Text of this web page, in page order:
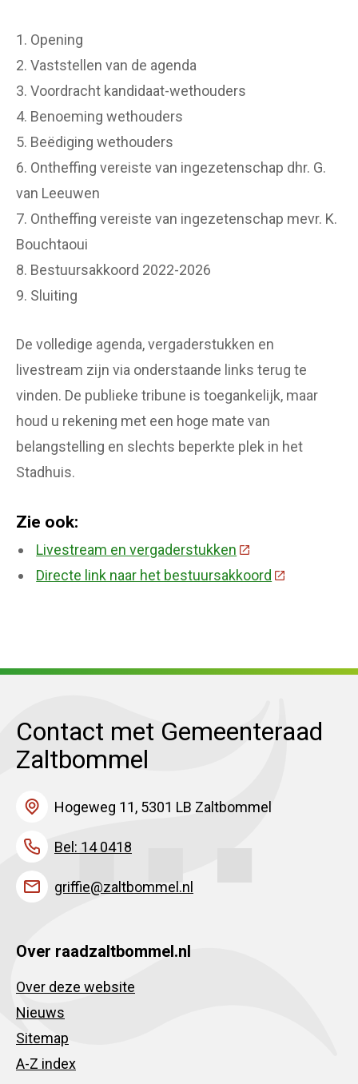
1. Opening
2. Vaststellen van de agenda
3. Voordracht kandidaat-wethouders
4. Benoeming wethouders
5. Beëdiging wethouders
6. Ontheffing vereiste van ingezetenschap dhr. G.
van Leeuwen
7. Ontheffing vereiste van ingezetenschap mevr. K.
Bouchtaoui
8. Bestuursakkoord 2022-2026
9. Sluiting
De volledige agenda, vergaderstukken en
livestream zijn via onderstaande links terug te
vinden. De publieke tribune is toegankelijk, maar
houd u rekening met een hoge mate van
belangstelling en slechts beperkte plek in het
Stadhuis.
Zie ook:
Livestream en vergaderstukken (Deze link gaat
Directe link naar het bestuursakkoord (Deze link
Contact met Gemeenteraad
Zaltbommel
Hogeweg 11, 5301 LB Zaltbommel
Bel: 14 0418
griffie@zaltbommel.nl
Over raadzaltbommel.nl
Over deze website
Nieuws
Sitemap
A-Z index